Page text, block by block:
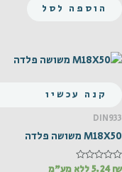
הוספה לסל
קנה עכשיו
DIN933
M18X50 משושה פלדה
דורג